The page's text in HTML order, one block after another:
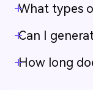
What types
Can I
How long